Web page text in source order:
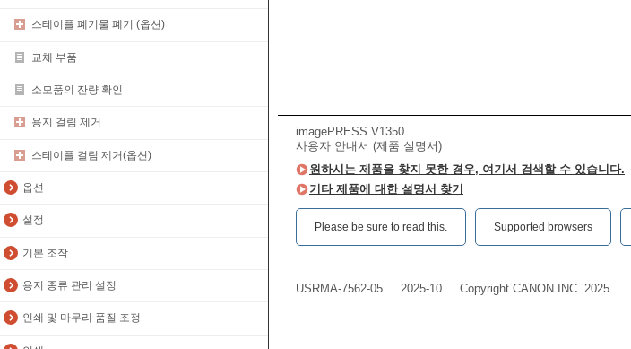
스테이플 폐기물 폐기 (옵션)
교체 부품
소모품의 잔량 확인
용지 걸림 제거
스테이플 걸림 제거(옵션)
옵션
설정
기본 조작
용지 종류 관리 설정
인쇄 및 마무리 품질 조정
imagePRESS V1350
사용자 안내서 (제품 설명서)
원하시는 제품을 찾지 못한 경우, 여기서 검색할 수 있습니다.
기타 제품에 대한 설명서 찾기
Please be sure to read this.‎ Supported browsers
USRMA-7562-05 2025-10 Copyright CANON INC. 2025